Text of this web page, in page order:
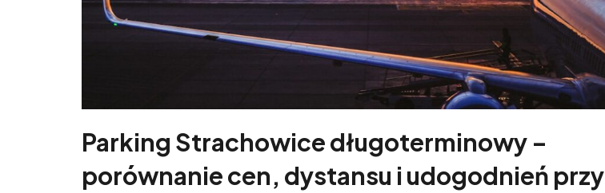
Parking Strachowice długoterminowy –
porównanie cen, dystansu i udogodnień przy